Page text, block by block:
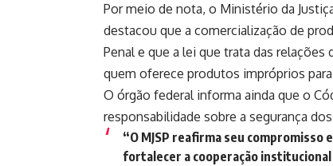
Por meio de nota, o Ministério da
destacou que a comercialização de
Penal e que a lei que trata das relações
quem oferece produtos impróprios
O órgão federal informa ainda que o
responsabilidade sobre a segurança
“O MJSP reafirma seu
fortalecer a cooperação